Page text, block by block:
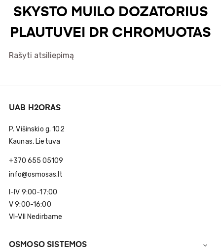
SKYSTO MUILO DOZATORIUS
PLAUTUVEI DR CHROMUOTAS
Rašyti atsiliepimą
UAB H2ORAS
P. Višinskio g. 102
Kaunas, Lietuva
+370 655 05109
info@osmosas.lt
I-IV 9:00-17:00
V 9:00-16:00
VI-VII Nedirbame
OSMOSO SISTEMOS 